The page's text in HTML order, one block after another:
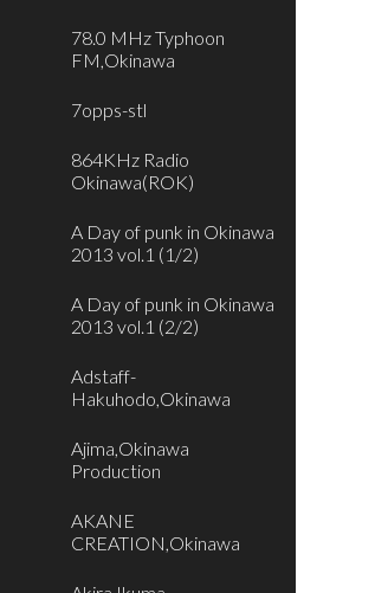
78.0 MHz Typhoon
FM,Okinawa
7opps-stl
864KHz Radio
Okinawa(ROK)
A Day of punk in Okinawa
2013 vol.1 (1/2)
A Day of punk in Okinawa
2013 vol.1 (2/2)
Adstaff-
Hakuhodo,Okinawa
Ajima,Okinawa
Production
AKANE
CREATION,Okinawa